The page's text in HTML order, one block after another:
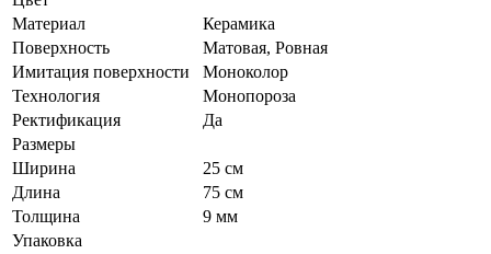
Материал
Керамика
Поверхность
Матовая, Ровная
Имитация поверхности
Моноколор
Технология
Монопороза
Ректификация
Да
Размеры
Ширина
25 см
Длина
75 см
Толщина
9 мм
Упаковка